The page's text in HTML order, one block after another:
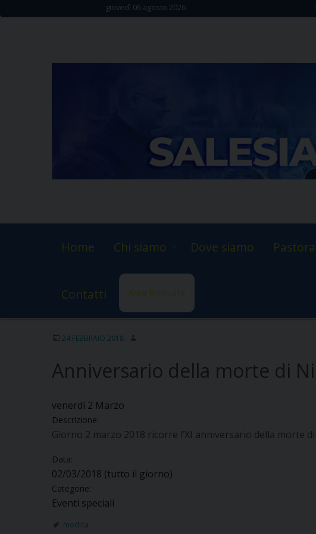
to
giovedì 06 agosto 2026
Home Chi siamo Dove siamo
Contatti Area Riservata
24 FEBBRAIO 2018
Anniversario della morte di
venerdì 2 Marzo
Descrizione:
Giorno 2 marzo 2018 ricorre l’XI anniversario della morte
Data:
02/03/2018 (tutto il giorno)
Categorie:
Eventi speciali
modica